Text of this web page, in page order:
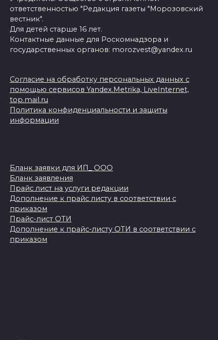
ответственностью "Редакция газеты "Морозовский
вестник".
Для детей старше 16 лет.
Контактные данные для Роскомнадзора и
государственных органов: morozvest@yandex.ru
Согласие на обработку персональных данных с
помощью сервисов Yandex.Metrika, LiveInternet,
top.mail.ru
Политика конфиденциальности и защиты
информации
Бланк заявки для ИП_ ООО
Бланк заявления
Прайс лист на услуги редакции
Дополнение к прайс листу в соответствии с
приказом
Прайс-лист ОТИ
Дополнение к прайс-листу ОТИ в соответствии с
приказом